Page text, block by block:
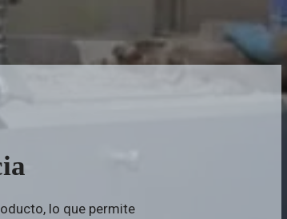
lo que permite